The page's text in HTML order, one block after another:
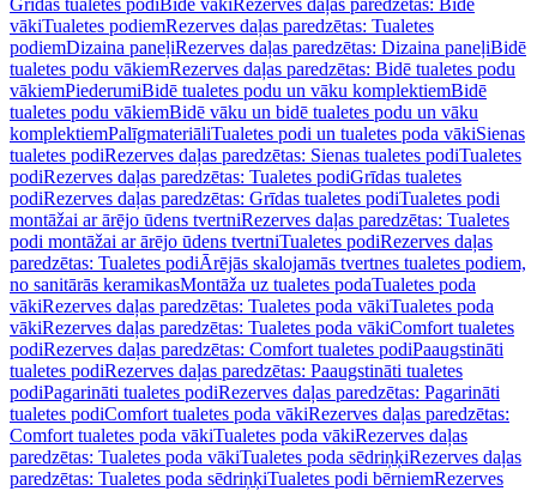
Grīdas tualetes podiBidē vākiRezerves daļas paredzētas: Bidē
vākiTualetes podiemRezerves daļas paredzētas: Tualetes
podiemDizaina paneļiRezerves daļas paredzētas: Dizaina paneļiBidē
tualetes podu vākiemRezerves daļas paredzētas: Bidē tualetes podu
vākiemPiederumiBidē tualetes podu un vāku komplektiemBidē
tualetes podu vākiemBidē vāku un bidē tualetes podu un vāku
komplektiemPalīgmateriāliTualetes podi un tualetes poda vākiSienas
tualetes podiRezerves daļas paredzētas: Sienas tualetes podiTualetes
podiRezerves daļas paredzētas: Tualetes podiGrīdas tualetes
podiRezerves daļas paredzētas: Grīdas tualetes podiTualetes podi
montāžai ar ārējo ūdens tvertniRezerves daļas paredzētas: Tualetes
podi montāžai ar ārējo ūdens tvertniTualetes podiRezerves daļas
paredzētas: Tualetes podiĀrējās skalojamās tvertnes tualetes podiem,
no sanitārās keramikasMontāža uz tualetes podaTualetes poda
vākiRezerves daļas paredzētas: Tualetes poda vākiTualetes poda
vākiRezerves daļas paredzētas: Tualetes poda vākiComfort tualetes
podiRezerves daļas paredzētas: Comfort tualetes podiPaaugstināti
tualetes podiRezerves daļas paredzētas: Paaugstināti tualetes
podiPagarināti tualetes podiRezerves daļas paredzētas: Pagarināti
tualetes podiComfort tualetes poda vākiRezerves daļas paredzētas:
Comfort tualetes poda vākiTualetes poda vākiRezerves daļas
paredzētas: Tualetes poda vākiTualetes poda sēdriņķiRezerves daļas
paredzētas: Tualetes poda sēdriņķiTualetes podi bērniemRezerves